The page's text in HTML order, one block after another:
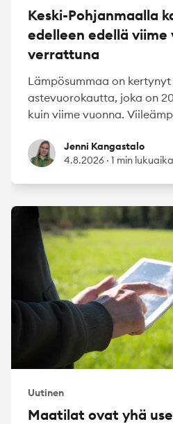
Keski-Pohjanmaalla
edelleen edellä viime
verrattuna
Lämpösummaa on kertynyt
astevuorokautta, joka on
kuin viime vuonna.
Jenni Kangastalo
Jenni Kangastalo
4.8.2026 · 1 min lukuaika
Uutinen
Maatilat ovat yhä